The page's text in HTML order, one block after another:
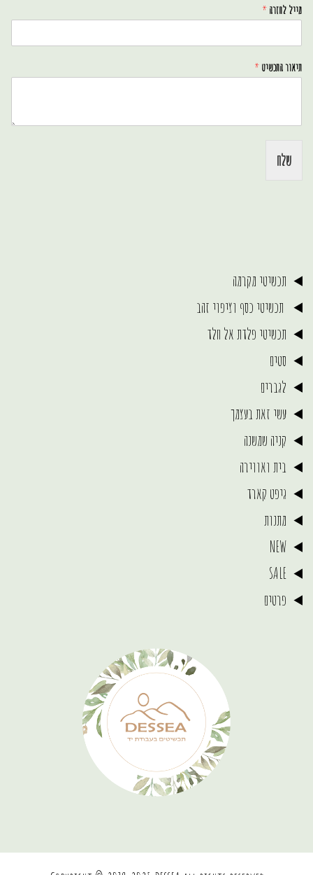
מייל לחזרה *
תיאור התכשיט *
שלח
תכשיטי מקרמה
תכשיטי כסף וציפוי זהב
תכשיטי פלדת אל חלד
סטים
לגברים
עשי זאת בעצמך
קניה שמשנה
בית ואווירה
גיפט קארד
מתנות
NEW
SALE
פרטים